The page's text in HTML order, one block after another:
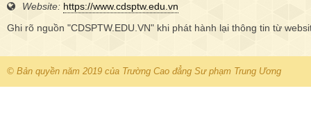
Website: https://www.cdsptw.edu.vn
Ghi rõ nguồn "CDSPTW.EDU.VN" khi phát hành lại thông tin từ
© Bản quyền năm 2019 của Trường Cao đẳng Sư phạm Trung Ương